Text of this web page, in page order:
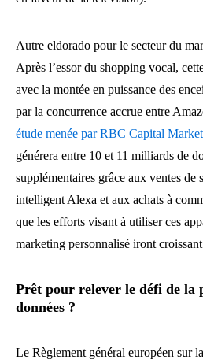
Autre eldorado pour le secteur du
Après l’essor du shopping vocal,
avec la montée en puissance des
par la concurrence accrue entre
étude menée par RBC Capital
générera entre 10 et 11 milliards de
supplémentaires grâce aux ventes de
intelligent Alexa et aux achats à
que les efforts visant à utiliser ces
marketing personnalisé iront
Prêt pour relever le défi de la
données ?
Le Règlement général européen sur